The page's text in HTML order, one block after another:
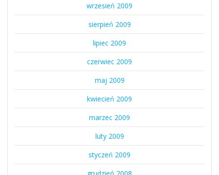
wrzesień 2009
sierpień 2009
lipiec 2009
czerwiec 2009
maj 2009
kwiecień 2009
marzec 2009
luty 2009
styczeń 2009